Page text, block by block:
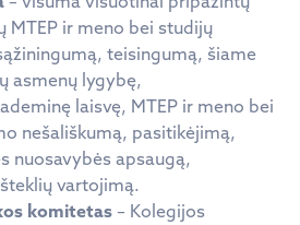
MTEP ir meno bei studijų
teisingumą, šiame
asmenų lygybę,
laisvę, MTEP ir meno bei
nešališkumą, pasitikėjimą,
nuosavybės apsaugą,
vartojimą.
komitetas – Kolegijos